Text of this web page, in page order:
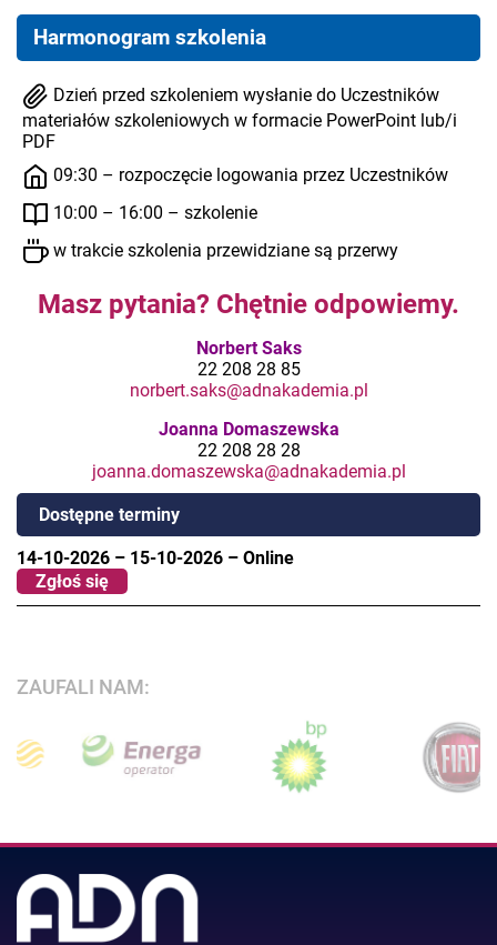
Harmonogram szkolenia
Dzień przed szkoleniem wysłanie do Uczestników
materiałów szkoleniowych w formacie PowerPoint lub/i
PDF
09:30 – rozpoczęcie logowania przez Uczestników
10:00 – 16:00 – szkolenie
w trakcie szkolenia przewidziane są przerwy
Masz pytania? Chętnie odpowiemy.
Norbert Saks
22 208 28 85
norbert.saks@adnakademia.pl
Joanna Domaszewska
22 208 28 28
joanna.domaszewska@adnakademia.pl
Dostępne terminy
14-10-2026 – 15-10-2026 – Online
Zgłoś się
ZAUFALI NAM: